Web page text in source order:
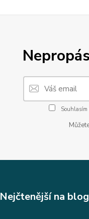
Souhlasím
Nejčtenější na